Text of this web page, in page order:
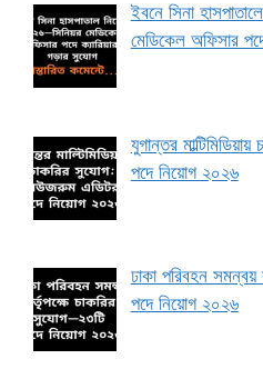
ইবনে সিনা
মেডিকেল অফিসার
যুগান্তর
পদে নিয়োগ ২০২৬
ঢাকা পরিবহন
পদে নিয়োগ ২০২৬